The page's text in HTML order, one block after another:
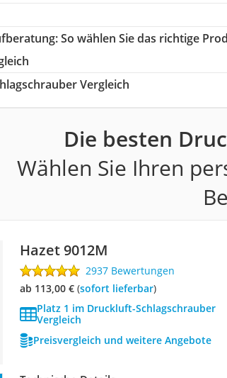
: So wählen Sie das richtige
Vergleich
Die besten
Wählen Sie Ihren
Hazet 9012M
2937 Bewertungen
ab 113,00 €( Sofort lieferbar)
Platz 1 im Druckluft-Schlagschrauber
Vergleich
Preisvergleich und weitere Angebote